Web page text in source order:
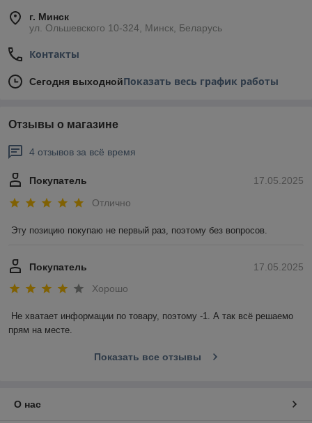
г. Минск
ул. Ольшевского 10-324, Минск, Беларусь
Контакты
Сегодня выходнойПоказать весь график работы
Отзывы о магазине
4 отзывов за всё время
17.05.2025
Покупатель
Отлично
Эту позицию покупаю не первый раз, поэтому без вопросов.
17.05.2025
Покупатель
Хорошо
Не хватает информации по товару, поэтому -1. А так всё решаемо
прям на месте.
Показать все отзывы
О нас